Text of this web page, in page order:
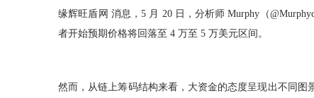
缘辉旺盾网 消息，5 月 20 日，分析师 Murphy（
者开始预期价格将回落至 4 万至 5 万美元区间。
然而，从链上筹码结构来看，大资金的态度呈现出不同图